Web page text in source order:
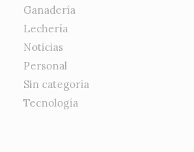
Ganadería
Lechería
Noticias
Personal
Sin categoría
Tecnología